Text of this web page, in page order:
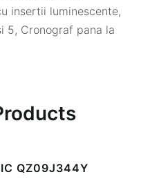
insertii luminescente,
5, Cronograf pana la
QZ09J344Y